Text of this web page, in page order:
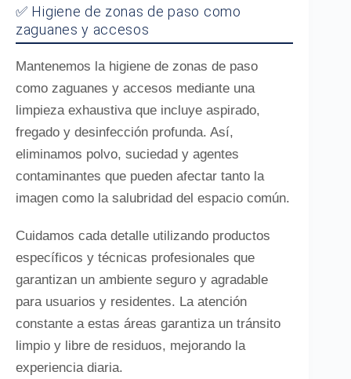
✅ Higiene de zonas de paso como
zaguanes y accesos
Mantenemos la higiene de zonas de paso
como zaguanes y accesos mediante una
limpieza exhaustiva que incluye aspirado,
fregado y desinfección profunda. Así,
eliminamos polvo, suciedad y agentes
contaminantes que pueden afectar tanto la
imagen como la salubridad del espacio común.
Cuidamos cada detalle utilizando productos
específicos y técnicas profesionales que
garantizan un ambiente seguro y agradable
para usuarios y residentes. La atención
constante a estas áreas garantiza un tránsito
limpio y libre de residuos, mejorando la
experiencia diaria.